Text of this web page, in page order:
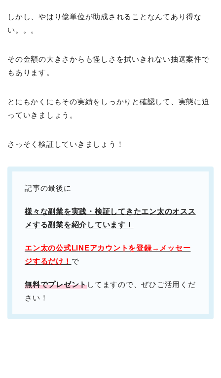
しかし、やはり億単位が助成されることなんてあり得な
い。。。
その金額の大きさからも怪しさを拭いきれない抽選案件で
もあります。
とにもかくにもその実績をしっかりと確認して、実態に迫
っていきましょう。
さっそく検証していきましょう！
記事の最後に
様々な副業を実践・検証してきたエン太のオスス
メする副業を紹介しています！
エン太の公式LINEアカウントを登録→メッセー
ジするだけ！ で
無料でプレゼントしてますので、ぜひご活用くだ
さい！